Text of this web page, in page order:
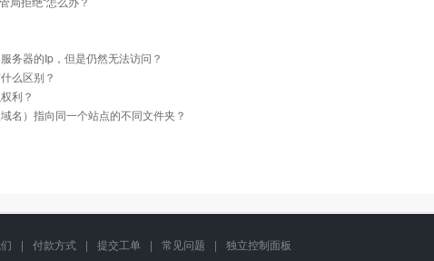
务器的Ip，但是仍然无法访问？
么区别？
利？
名）指向同一个站点的不同文件夹？
| 付款方式 | 提交工单 | 常见问题 | 独立控制面板